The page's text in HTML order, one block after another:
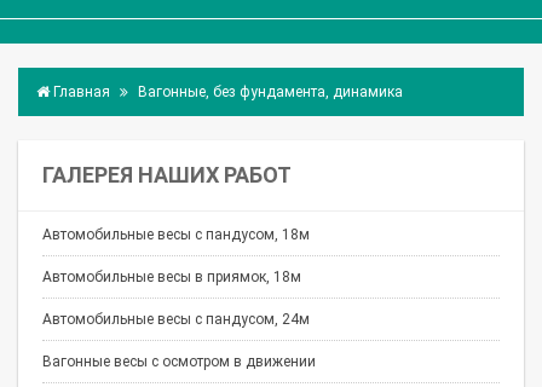
Главная Вагонные, без фундамента, динамика
ГАЛЕРЕЯ НАШИХ РАБОТ
Автомобильные весы с пандусом, 18м
Автомобильные весы в приямок, 18м
Автомобильные весы с пандусом, 24м
Вагонные весы с осмотром в движении